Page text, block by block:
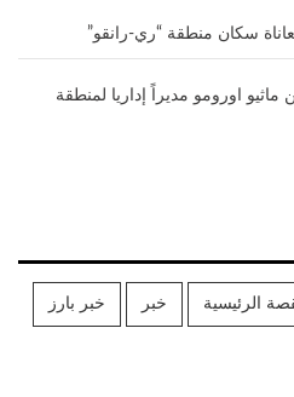
سكان منطقة “ري-رانقو”
اورومو مديراً إداريا لمنطقة
الرئيسية خبر خبر بارز